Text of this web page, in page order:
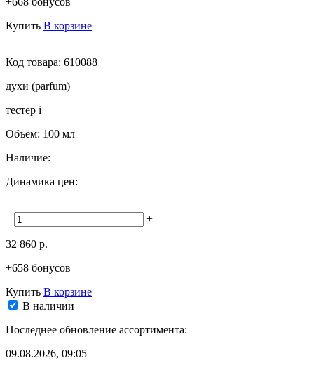
Купить В корзине
Код товара: 610088
духи (parfum)
тестер i
Объём: 100 мл
Наличие:
Динамика цен:
– +
32 860 р.
+658 бонусов
Купить В корзине
В наличии
Последнее обновление ассортимента:
09.08.2026, 09:05